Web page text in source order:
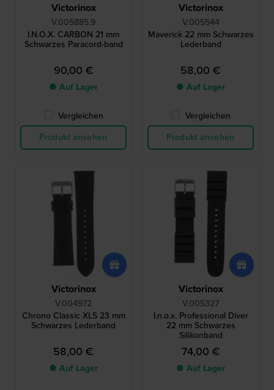
Victorinox
V.005885.9
I.N.O.X. CARBON 21 mm
Schwarzes Paracord-band
90,00 €
● Auf Lager
Vergleichen
Produkt ansehen
Victorinox
V.005544
Maverick 22 mm Schwarzes
Lederband
58,00 €
● Auf Lager
Vergleichen
Produkt ansehen
Victorinox
V.004972
Chrono Classic XLS 23 mm
Schwarzes Lederband
58,00 €
● Auf Lager
Victorinox
V.005327
I.n.o.x. Professional Diver
22 mm Schwarzes
Silikonband
74,00 €
● Auf Lager